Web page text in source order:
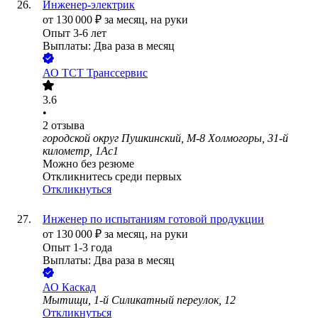
Инженер-электрик
от 130 000 ₽ за месяц, на руки
Опыт 3-6 лет
Выплаты: Два раза в месяц
АО ТСТ Транссервис
3.6
•
2 отзыва
городской округ Пушкинский, М-8 Холмогоры, 31-й
километр, 1Ас1
Можно без резюме
Откликнитесь среди первых
Откликнуться
Инженер по испытаниям готовой продукции
от 130 000 ₽ за месяц, на руки
Опыт 1-3 года
Выплаты: Два раза в месяц
АО Каскад
Мытищи, 1-й Силикатный переулок, 12
Откликнуться